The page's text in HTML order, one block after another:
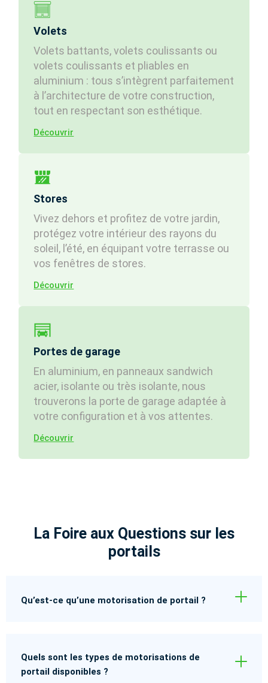
Volets
Volets battants, volets coulissants ou
volets coulissants et pliables en
aluminium : tous s’intègrent parfaitement
à l’architecture de votre construction,
tout en respectant son esthétique.
Découvrir
Stores
Vivez dehors et profitez de votre jardin,
protégez votre intérieur des rayons du
soleil, l’été, en équipant votre terrasse ou
vos fenêtres de stores.
Découvrir
Portes de garage
En aluminium, en panneaux sandwich
acier, isolante ou très isolante, nous
trouverons la porte de garage adaptée à
votre configuration et à vos attentes.
Découvrir
La Foire aux Questions sur les
portails
Qu’est-ce qu’une motorisation de portail ?
Quels sont les types de motorisations de
portail disponibles ?